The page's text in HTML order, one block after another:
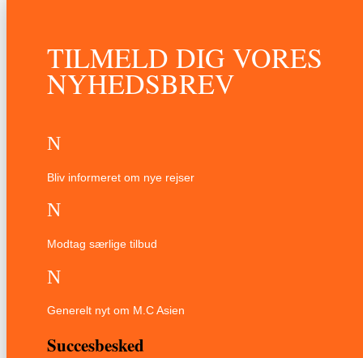
TILMELD DIG VORES
NYHEDSBREV
N
Bliv informeret om nye rejser
N
Modtag særlige tilbud
N
Generelt nyt om M.C Asien
Succesbesked